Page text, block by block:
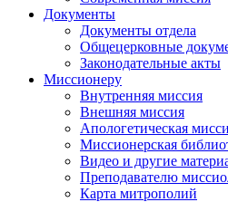
Документы
Документы отдела
Общецерковные
Законодательные акты
Миссионеру
Внутренняя миссия
Внешняя миссия
Апологетическая
Миссионерская
Видео и другие
Преподавателю
Карта митрополий